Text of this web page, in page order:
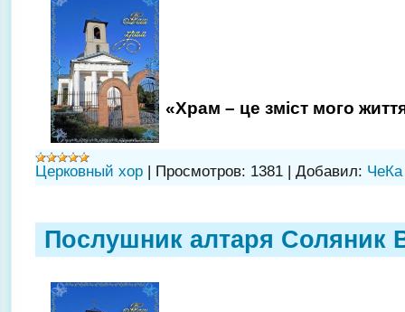
«Храм – це зміст мого
Церковный хор | Просмотров: 1381 | Добавил: ЧеКа
Послушник алтаря Соляник